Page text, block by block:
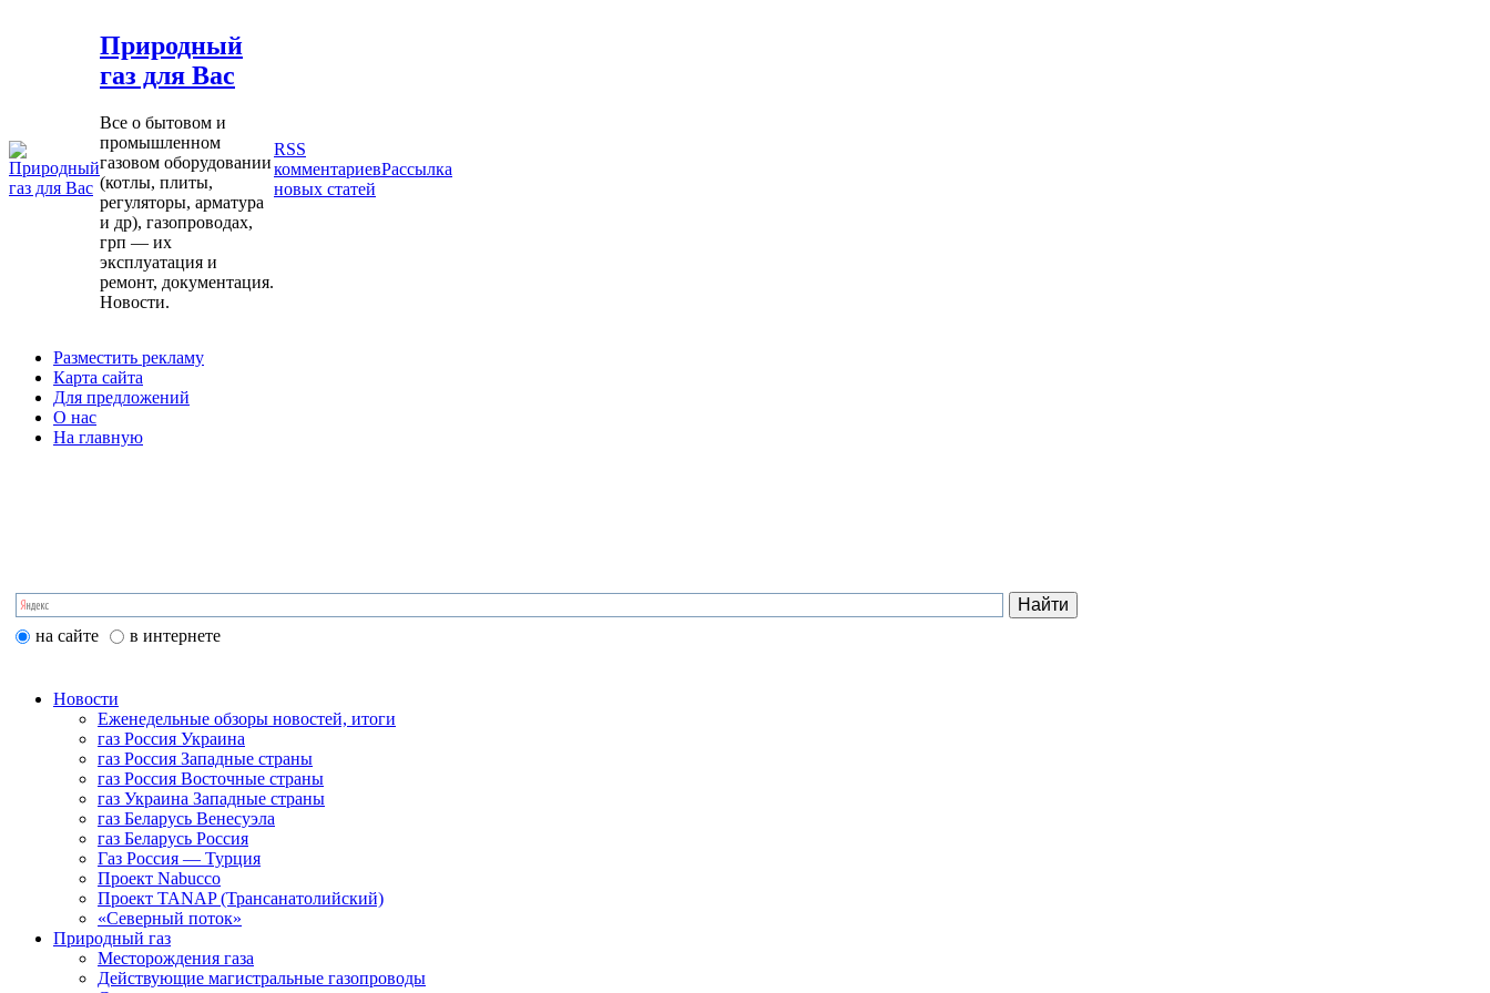
Природный
газ для Вас
Все о бытовом и
промышленном
газовом оборудовании
(котлы, плиты,
регуляторы, арматура
и др), газопроводах,
грп — их
эксплуатация и
ремонт, документация.
Новости.
RSS
комментариевРассылка
новых статей
Разместить рекламу
Карта сайта
Для предложений
О нас
На главную
на сайте в интернете
Новости
Еженедельные обзоры новостей, итоги
газ Россия Украина
газ Россия Западные страны
газ Россия Восточные страны
газ Украина Западные страны
газ Беларусь Венесуэла
газ Беларусь Россия
Газ Россия — Турция
Проект Nabucco
Проект TANAP (Трансанатолийский)
«Северный поток»
Природный газ
Месторождения газа
Действующие магистральные газопроводы